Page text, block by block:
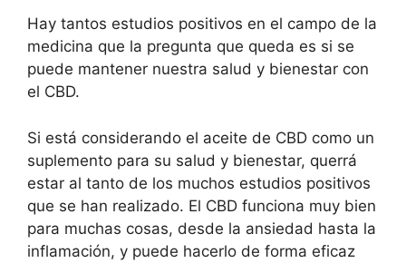
Hay tantos estudios positivos en el campo de la
medicina que la pregunta que queda es si se
puede mantener nuestra salud y bienestar con
el CBD.
Si está considerando el aceite de CBD como un
suplemento para su salud y bienestar, querrá
estar al tanto de los muchos estudios positivos
que se han realizado. El CBD funciona muy bien
para muchas cosas, desde la ansiedad hasta la
inflamación, y puede hacerlo de forma eficaz